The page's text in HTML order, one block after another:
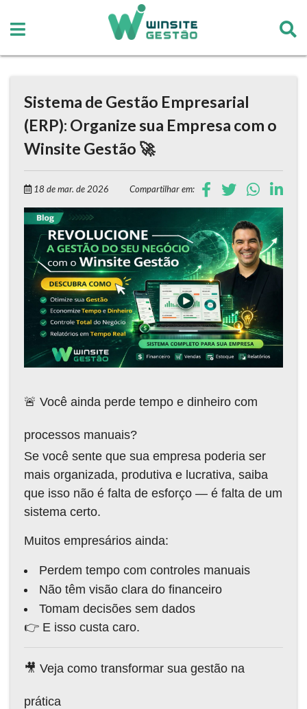
Sistema de Gestão Empresarial
(ERP): Organize sua Empresa com o
Winsite Gestão 🚀
18 de mar. de 2026 Compartilhar em:
🚨 Você ainda perde tempo e dinheiro com
processos manuais?
Se você sente que sua empresa poderia ser
mais organizada, produtiva e lucrativa, saiba
que isso não é falta de esforço — é falta de um
sistema certo.
Muitos empresários ainda:
Perdem tempo com controles manuais
Não têm visão clara do financeiro
Tomam decisões sem dados
👉 E isso custa caro.
🎥 Veja como transformar sua gestão na
prática